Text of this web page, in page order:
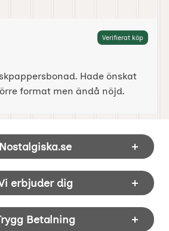
av 5 Verifierat köp
Hade önskat
format men ändå nöjd.
info och länkar
Nostalgiska.se
erbjuder dig
Betalning